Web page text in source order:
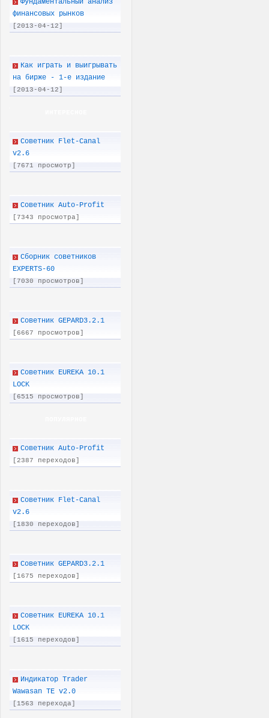
Фундаментальный анализ
финансовых рынков
[2013-04-12]
Как играть и выигрывать
на бирже - 1-е издание
[2013-04-12]
Советник Flet-Canal
v2.6
[7671 просмотр]
Советник Auto-Profit
[7343 просмотра]
Сборник советников
EXPERTS-60
[7030 просмотров]
Советник GEPARD3.2.1
[6667 просмотров]
Советник EUREKA 10.1
LOCK
[6515 просмотров]
Советник Auto-Profit
[2387 переходов]
Советник Flet-Canal
v2.6
[1830 переходов]
Советник GEPARD3.2.1
[1675 переходов]
Советник EUREKA 10.1
LOCK
[1615 переходов]
Индикатор Trader
Wawasan TE v2.0
[1563 перехода]